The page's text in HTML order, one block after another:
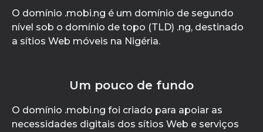
O domínio .mobi.ng é um domínio de segundo
nível sob o domínio de topo (TLD) .ng, destinado
a sítios Web móveis na Nigéria.
Um pouco de fundo
O domínio .mobi.ng foi criado para apoiar as
necessidades digitais dos sítios Web e serviços